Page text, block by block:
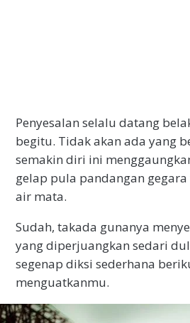
Penyesalan selalu datang
begitu. Tidak akan ada yang
semakin diri ini
gelap pula pandangan
air mata.
Sudah, takada gunanya
yang diperjuangkan sedari
segenap diksi sederhana
menguatkanmu.